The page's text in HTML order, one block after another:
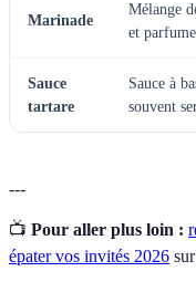
Marinade
Mélange
et
Sauce
tartare
Sauce à
souvent
---
📺 Pour aller plus loin :
épater vos invités 2026